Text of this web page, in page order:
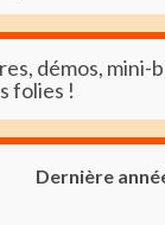
démos, mini-
folies !
Dernière